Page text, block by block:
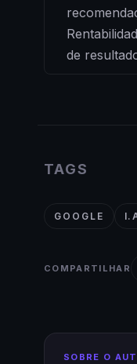
de
TAGS
GOOGLE
COMPARTILHAR
SOBRE O